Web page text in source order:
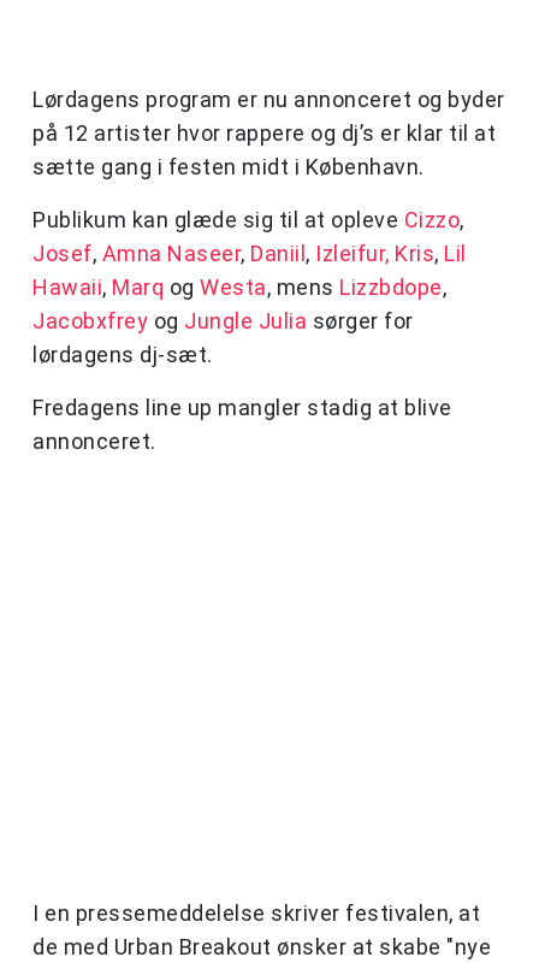
Lørdagens program er nu annonceret og byder
på 12 artister hvor rappere og dj’s er klar til at
sætte gang i festen midt i København.
Publikum kan glæde sig til at opleve Cizzo,
Josef, Amna Naseer, Daniil , Izleifur, Kris, Lil
Hawaii, Marq og Westa, mens Lizzbdope,
Jacobxfrey og Jungle Julia sørger for
lørdagens dj-sæt.
Fredagens line up mangler stadig at blive
annonceret.
I en pressemeddelelse skriver festivalen, at
de med Urban Breakout ønsker at skabe "nye